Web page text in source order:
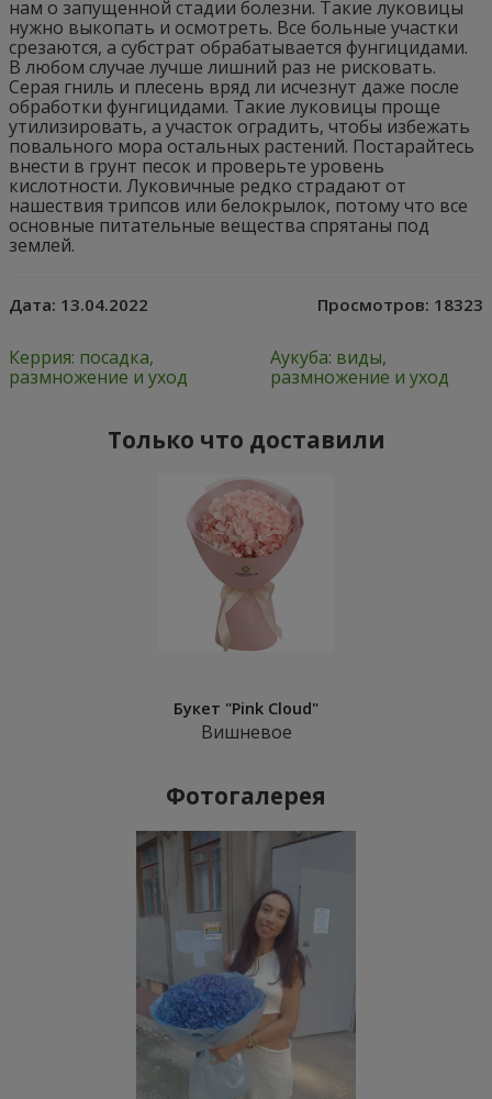
нам о запущенной стадии болезни. Такие луковицы
нужно выкопать и осмотреть. Все больные участки
срезаются, а субстрат обрабатывается фунгицидами.
В любом случае лучше лишний раз не рисковать.
Серая гниль и плесень вряд ли исчезнут даже после
обработки фунгицидами. Такие луковицы проще
утилизировать, а участок оградить, чтобы избежать
повального мора остальных растений. Постарайтесь
внести в грунт песок и проверьте уровень
кислотности. Луковичные редко страдают от
нашествия трипсов или белокрылок, потому что все
основные питательные вещества спрятаны под
землей.
Дата: 13.04.2022 Просмотров: 18323
Керрия: посадка,
размножение и уход
Аукуба: виды,
размножение и уход
Только что доставили
Букет "Pink Cloud"
Вишневое
Фотогалерея